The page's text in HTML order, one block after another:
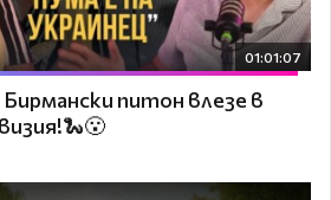
01:01:07
питон влезе в